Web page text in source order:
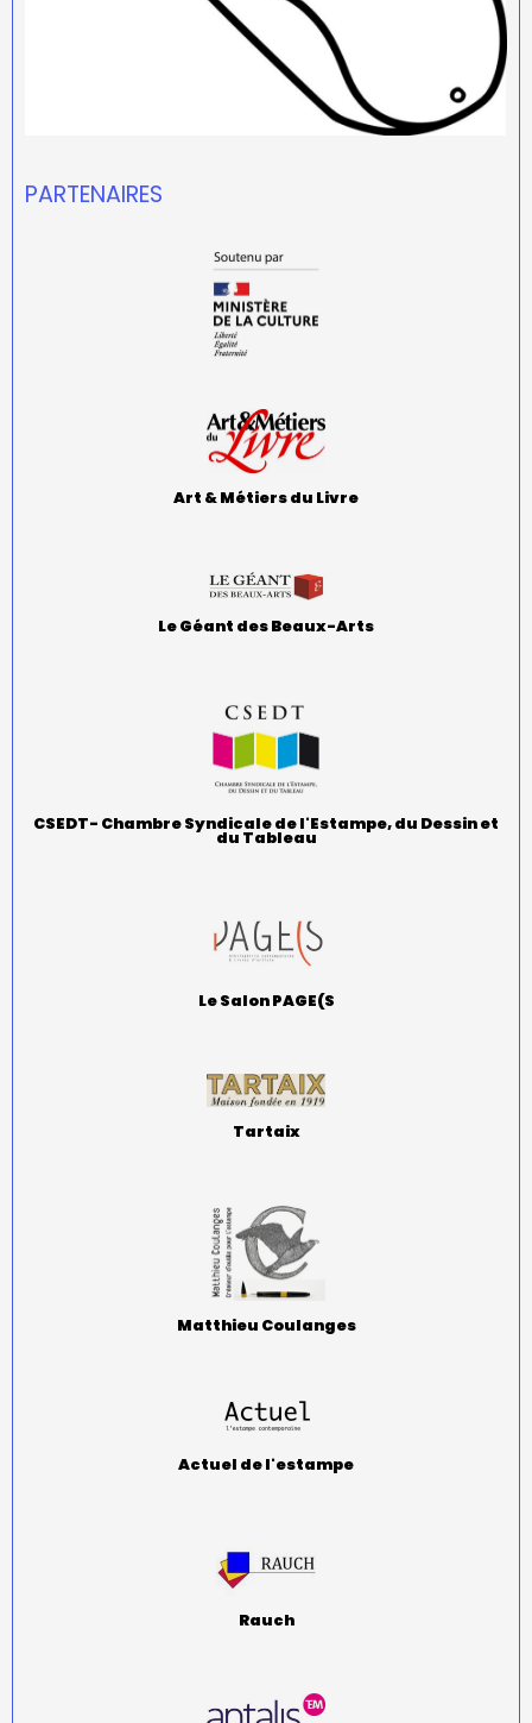
PARTENAIRES
Art & Métiers du Livre
Le Géant des Beaux-Arts
CSEDT- Chambre Syndicale de l'Estampe, du Dessin et
du Tableau
Le Salon PAGE(S
Tartaix
Matthieu Coulanges
Actuel de l'estampe
Rauch